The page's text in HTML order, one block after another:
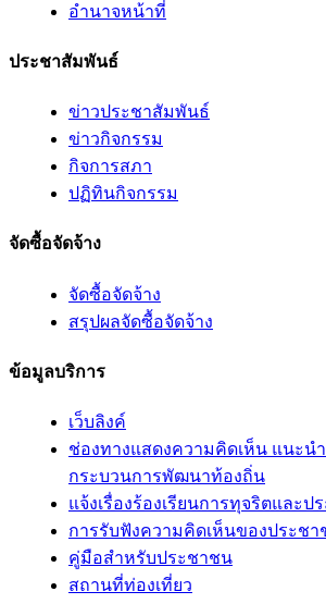
อํานาจหน้าที่
ประชาสัมพันธ์
ข่าวประชาสัมพันธ์
ข่าวกิจกรรม
กิจการสภา
ปฏิทินกิจกรรม
จัดซื้อจัดจ้าง
จัดซื้อจัดจ้าง
สรุปผลจัดซื้อจัดจ้าง
ข้อมูลบริการ
เว็บลิงค์
ช่องทางแสดงความคิดเห็น แนะน
กระบวนการพัฒนาท้องถิ่น
แจ้งเรื่องร้องเรียนการทุจริตและ
การรับฟังความคิดเห็นของประชา
คู่มือสำหรับประชาชน
สถานที่ท่องเที่ยว